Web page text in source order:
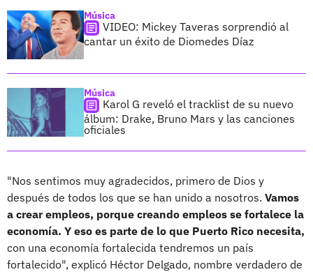
Música
VIDEO: Mickey Taveras sorprendió al
cantar un éxito de Diomedes Díaz
Música
Karol G reveló el tracklist de su nuevo
álbum: Drake, Bruno Mars y las canciones
oficiales
"Nos sentimos muy agradecidos, primero de Dios y
después de todos los que se han unido a nosotros. Vamos
a crear empleos, porque creando empleos se fortalece la
economía. Y eso es parte de lo que Puerto Rico necesita,
con una economía fortalecida tendremos un país
fortalecido", explicó Héctor Delgado, nombre verdadero de